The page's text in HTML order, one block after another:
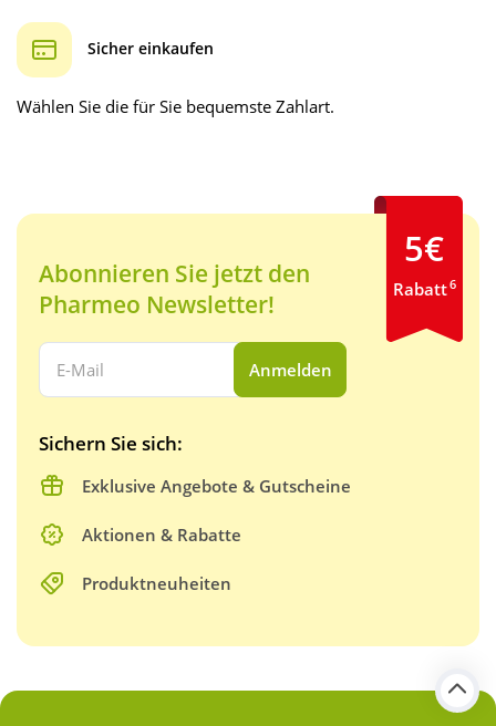
Sicher einkaufen
Wählen Sie die für Sie bequemste Zahlart.
Abonnieren Sie jetzt den
Pharmeo Newsletter!
Ihre E-Mail Adresse:
Anmelden
Sichern Sie sich:
Exklusive Angebote & Gutscheine
Aktionen & Rabatte
Produktneuheiten
5€
Rabatt6